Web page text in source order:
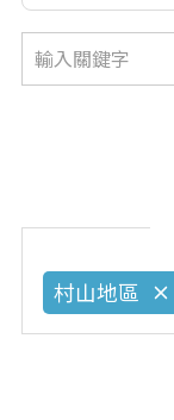
村山地區